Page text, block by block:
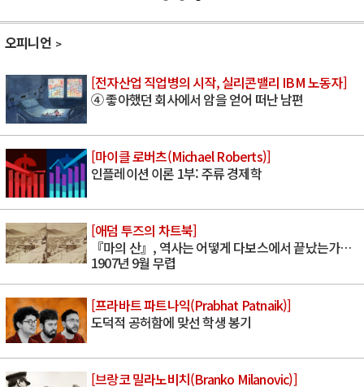
오피니언
[전자산업 직업병의 시작, 실리콘밸리 IBM 노동자]
④ 좋아했던 회사에서 암을 얻어 떠난 남편
[마이클 로버츠(Michael Roberts)]
인플레이션 이론 1부: 주류 경제학
[애덤 투즈의 차트북]
『마의 산』, 역사는 어떻게 다보스에서 끝났는가…
1907년 9월 무렵
[프라바트 파트나익(Prabhat Patnaik)]
도덕적 공허함에 맞선 학생 봉기
[브랑코 밀라노비치(Branko Milanovic)]